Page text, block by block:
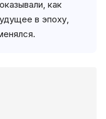
как
в эпоху,